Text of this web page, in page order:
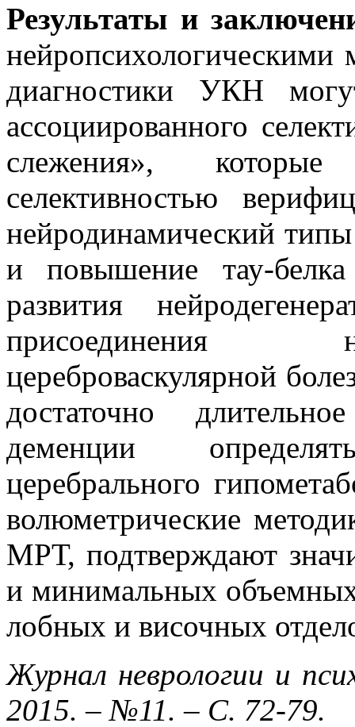
Результаты и
нейропсихологическими
диагностики УКН
ассоциированного
слежения»,
селективностью
нейродинамический
и повышение тау-
развития
присоединения
цереброваскулярной
достаточно
деменции
церебрального
волюметрические
МРТ, подтверждают
и минимальных
лобных и височных
Журнал неврологии и
2015. – №11. – С. 72-79.